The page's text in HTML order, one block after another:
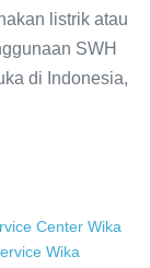
listrik atau
SWH
di Indonesia,
Center Wika
Wika